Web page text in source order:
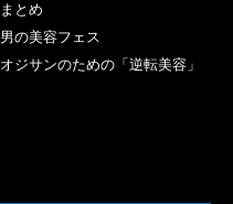
まとめ
男の美容フェス
オジサンのための「逆転美容」